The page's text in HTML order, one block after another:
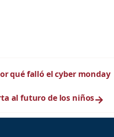
qué falló el cyber monday
al futuro de los niños→